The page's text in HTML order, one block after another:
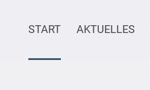
START AKTUELLES